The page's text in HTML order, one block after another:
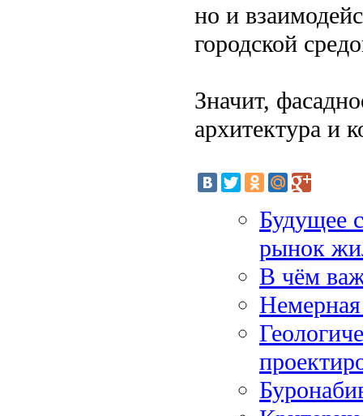
но и
городской
Значит,
архитектура и
Будущее
рынок
В чём